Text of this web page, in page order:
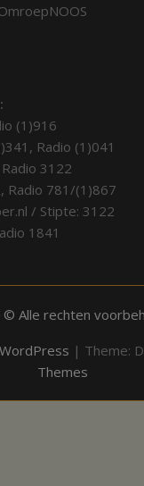
(1)916
Radio (1)041
3122
Radio 781/(1)867
/ Stipte: 3122
1841
© Alle rechten
| Theme:
Themes